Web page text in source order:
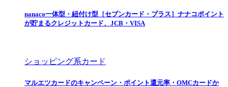
nanaco一体型・紐付け型［セブンカード・プラス］ナナコポイント
が貯まるクレジットカード、JCB・VISA
ショッピング系カード
マルエツカードのキャンペーン・ポイント還元率・OMCカードか